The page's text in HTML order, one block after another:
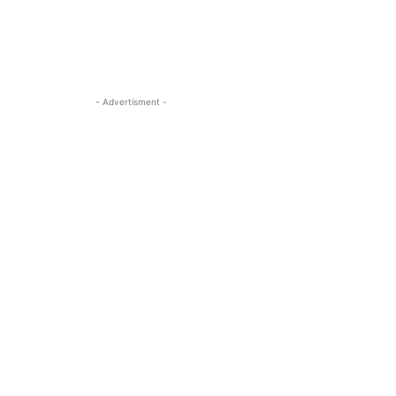
- Advertisment -